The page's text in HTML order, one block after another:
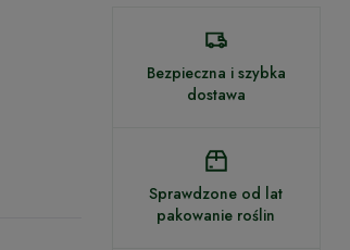
Bezpieczna i szybka
dostawa
Sprawdzone od lat
pakowanie roślin